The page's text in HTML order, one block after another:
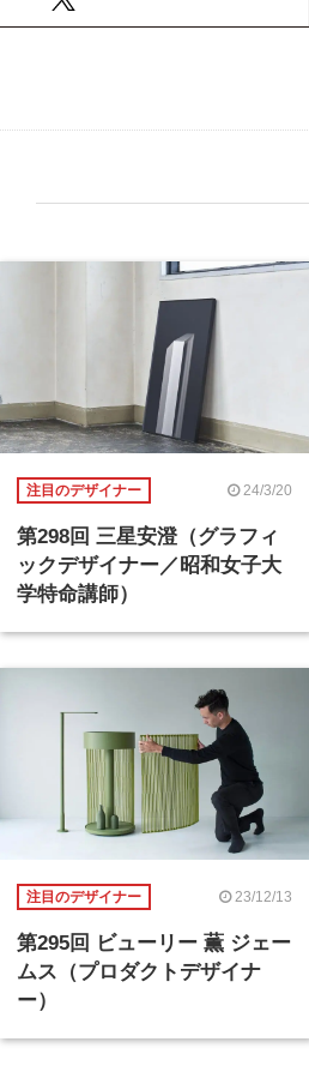
注目のデザイナー 24/3/20
第298回 三星安澄（グラフィ
ックデザイナー／昭和女子大
学特命講師）
注目のデザイナー 23/12/13
第295回 ビューリー 薫 ジェー
ムス（プロダクトデザイナ
ー）